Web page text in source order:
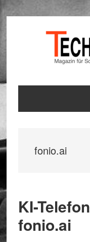
Zur
Hauptnavigation
Zum
Inhalt
Zur
Seitenspalte
fonio.ai
KI-
fonio.ai